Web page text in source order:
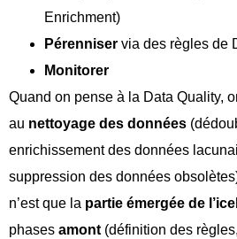
Enrichment)
Pérenniser via des règles de
Monitorer
Quand on pense à la Data Quality,
au nettoyage des données
enrichissement des données
suppression des données
n’est que la partie émergée de
phases amont (définition des